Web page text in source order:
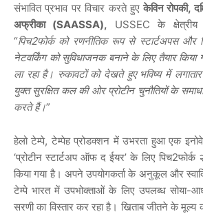
संभावित प्रभाव पर विचार करते हुए केविन रोपकी,
अफ्रीका (SAASSA), USSEC के
“पिच2फोर्क को रणनीतिक रूप से स्टार्टअपस
नेटवर्किंग को सुविधाजनक बनाने के लिए तैयार
ला रहा है। रुकावटों को देखते हुए भविष्य में
युक्त सुरक्षित कल की ओर प्रोटीन चुनौतियों के
करते हैं।”
हेलो टेम्पे, टेम्पेह प्रोडक्शन में उभरता हुआ एक
‘प्रोटीन स्टार्टअप ऑफ द ईयर’ के लिए पिच2फोर्क
किया गया है। अपने उपयोगकर्ता के अनुकूल और
टेम्पे भारत में उपभोक्ताओं के लिए उपलब्ध सोया-
सरणी का विस्तार कर रहा है। खिताब जीतने के